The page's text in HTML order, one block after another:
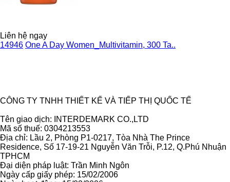
Liên hệ ngay
14946 One A Day Women_Multivitamin, 300 Ta..
CÔNG TY TNHH THIẾT KẾ VÀ TIẾP THỊ QUỐC TẾ
Tên giao dịch: INTERDEMARK CO.,LTD
Mã số thuế: 0304213553
Địa chỉ: Lầu 2, Phòng P1-0217, Tòa Nhà The Prince
Residence, Số 17-19-21 Nguyễn Văn Trỗi, P.12, Q.Phú Nhuận
TPHCM
Đại diện pháp luật: Trần Minh Ngôn
Ngày cấp giấy phép: 15/02/2006